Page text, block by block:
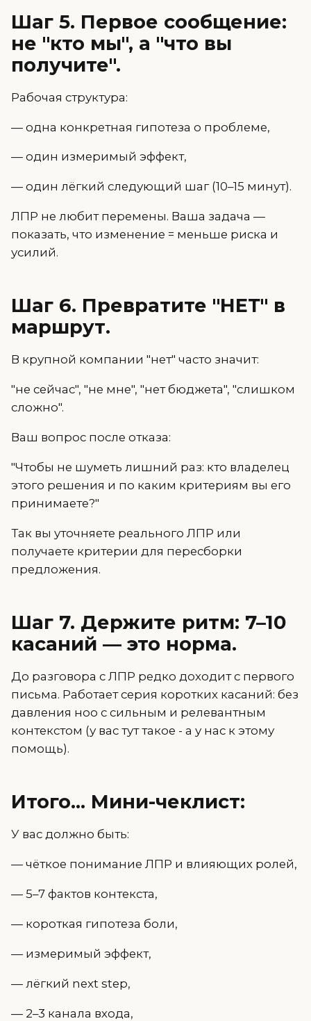
Шаг 5. Первое сообщение:
не "кто мы", а "что вы
получите".
Рабочая структура:
— одна конкретная гипотеза о проблеме,
— один измеримый эффект,
— один лёгкий следующий шаг (10–15 минут).
ЛПР не любит перемены. Ваша задача —
показать, что изменение = меньше риска и
усилий.
Шаг 6. Превратите "НЕТ" в
маршрут.
В крупной компании "нет" часто значит:
"не сейчас", "не мне", "нет бюджета", "слишком
сложно".
Ваш вопрос после отказа:
"Чтобы не шуметь лишний раз: кто владелец
этого решения и по каким критериям вы его
принимаете?"
Так вы уточняете реального ЛПР или
получаете критерии для пересборки
предложения.
Шаг 7. Держите ритм: 7–10
касаний — это норма.
До разговора с ЛПР редко доходит с первого
письма. Работает серия коротких касаний: без
давления ноо с сильным и релевантным
контекстом (у вас тут такое - а у нас к этому
помощь).
Итого... Мини-чеклист:
У вас должно быть:
— чёткое понимание ЛПР и влияющих ролей,
— 5–7 фактов контекста,
— короткая гипотеза боли,
— измеримый эффект,
— лёгкий next step,
— 2–3 канала входа,